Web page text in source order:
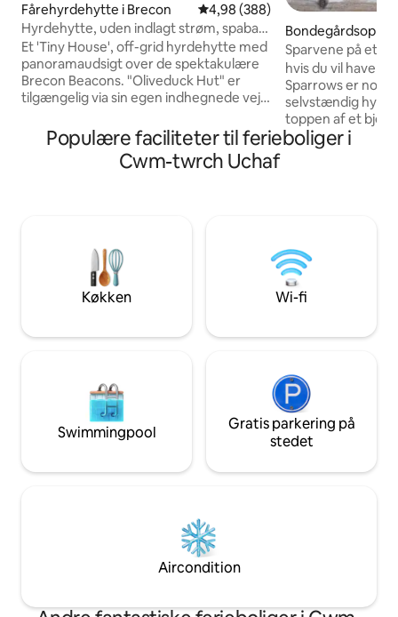
Fårehyrdehytte i Brecon 4,98 ud af 5 i gennemsnitlig
4,98 (388)
Hyrdehytte, uden indlagt strøm, spabad
og udsigt over Beacons
Et 'Tiny House', off-grid hyrdehytte med
panoramaudsigt over de spektakulære
Brecon Beacons. "Oliveduck Hut" er
tilgængelig via sin egen indhegnede vej
det perfekte fristed for par eller singler,
der foretrækker deres eget selskab. En
ideel 'base camp', når du udforsker
majestætiske Pen y Fan, mens du
planlægger (eller kommer dig efter) din
wr
Sparvene på et
hvis du vil have
Sparrows er noget for
selvstændig hytte
toppen af et
Vi har genbrugt
det er muligt.
minutter væk i
kunstnere,
bjergluft. Mange
er dyr på
Populære faciliteter til ferieboliger i
Cwm-twrch Uchaf
Køkken Wi-fi
Swimmingpool
Gratis parkering på
stedet
Aircondition